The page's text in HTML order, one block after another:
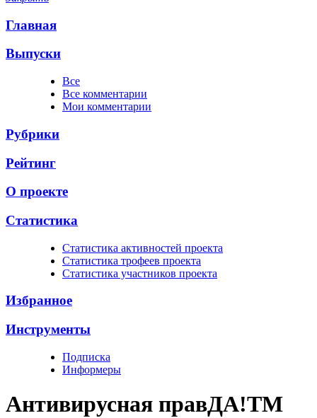
Главная
Выпуски
Все
Все комментарии
Мои комментарии
Рубрики
Рейтинг
О проекте
Статистика
Cтатистика активностей проекта
Cтатистика трофеев проекта
Cтатистика участников проекта
Избранное
Инструменты
Подписка
Информеры
Антивирусная правДА!TM